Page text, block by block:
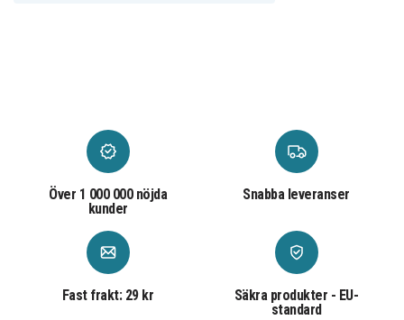
Över 1 000 000 nöjda
kunder
Snabba leveranser
Fast frakt: 29 kr
Säkra produkter - EU-
standard